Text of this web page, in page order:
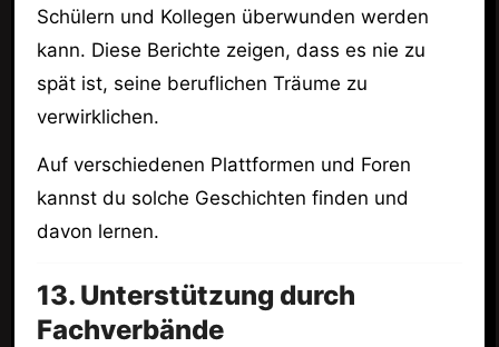
Schülern und Kollegen überwunden werden
kann. Diese Berichte zeigen, dass es nie zu
spät ist, seine beruflichen Träume zu
verwirklichen.
Auf verschiedenen Plattformen und Foren
kannst du solche Geschichten finden und
davon lernen.
13. Unterstützung durch
Fachverbände